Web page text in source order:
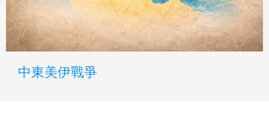
中東美伊戰爭